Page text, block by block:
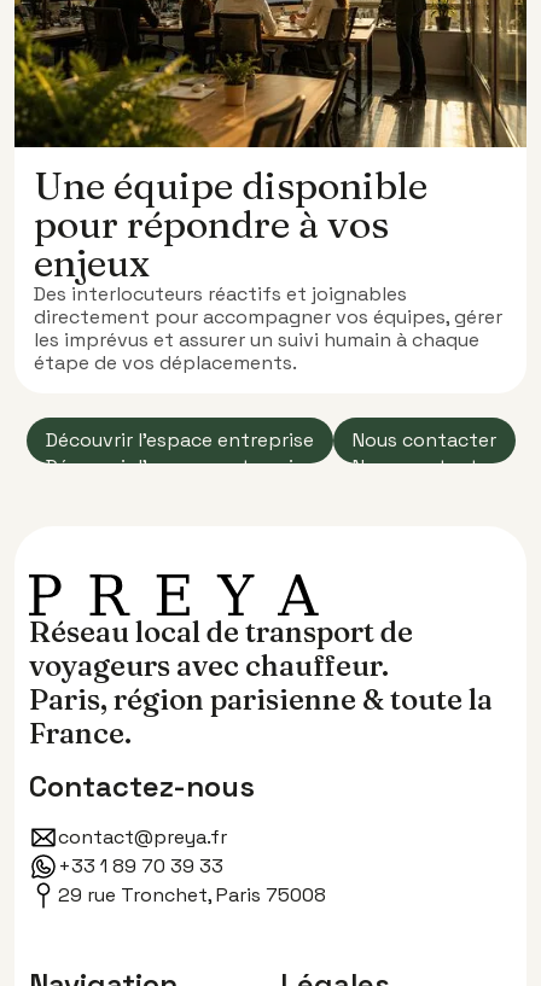
Une équipe disponible
pour répondre à vos
enjeux
Des interlocuteurs réactifs et joignables
directement pour accompagner vos équipes, gérer
les imprévus et assurer un suivi humain à chaque
étape de vos déplacements.
‍Découvrir l'espace entreprise
‍Découvrir l'espace entreprise
Nous contacter
Nous contacter
Réseau local de transport de
voyageurs avec chauffeur.
Paris, région parisienne & toute la
France.
Contactez-nous
contact@preya.fr
+33 1 89 70 39 33
29 rue Tronchet, Paris 75008